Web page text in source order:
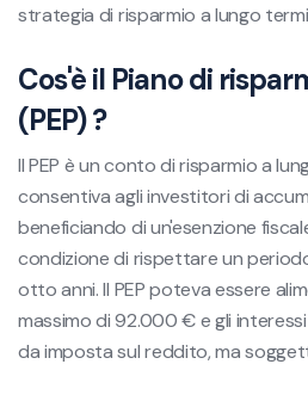
strategia di risparmio a lungo
Cos'è il Piano di
(PEP) ?
Il PEP è un conto di risparmio a
consentiva agli investitori di
beneficiando di un'esenzione
condizione di rispettare un
otto anni. Il PEP poteva essere
massimo di 92.000 € e gli
da imposta sul reddito, ma